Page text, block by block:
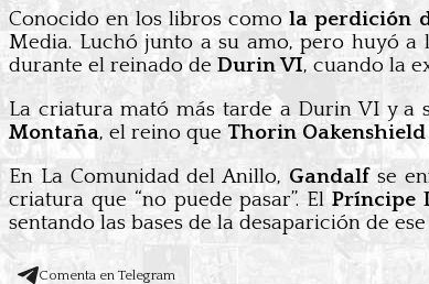
Conocido en los libros comola perdición
Media. Luchó junto a su amo, pero huyó a
durante el reinado de Durin VI, cuando la
La criatura mató más tarde a Durin VI y a
Montaña, el reino queThorin Oakenshield
En La Comunidad del Anillo, Gandalf se
criatura que “no puede pasar”. ElPríncipe
sentando las bases de la desaparición de
Comenta en Telegram